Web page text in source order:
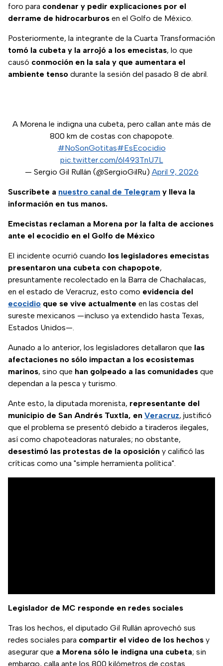
foro para condenar y pedir explicaciones por el
derrame de hidrocarburos en el Golfo de México.
Posteriormente, la integrante de la Cuarta Transformación
tomó la cubeta y la arrojó a los emecistas, lo que
causó conmoción en la sala y que aumentara el
ambiente tenso durante la sesión del pasado 8 de abril.
A Morena le indigna una cubeta, pero callan ante más de
800 km de costas con chapopote.
#NoSonGotitas#EsEcocidio
pic.twitter.com/6l493TnU7L
— Sergio Gil Rullán (@SergioGilRu) April 9, 2026
Suscríbete a nuestro canal de Telegram y lleva la
información en tus manos.
Emecistas reclaman a Morena por la falta de acciones
ante el ecocidio en el Golfo de México
El incidente ocurrió cuando los legisladores emecistas
presentaron una cubeta con chapopote,
presuntamente recolectado en la Barra de Chachalacas,
en el estado de Veracruz, esto como evidencia del
ecocidio que se vive actualmente en las costas del
sureste mexicanos —incluso ya extendido hasta Texas,
Estados Unidos—.
Aunado a lo anterior, los legisladores detallaron que las
afectaciones no sólo impactan a los ecosistemas
marinos, sino que han golpeado a las comunidades que
dependan a la pesca y turismo.
Ante esto, la diputada morenista, representante del
municipio de San Andrés Tuxtla, en Veracruz, justificó
que el problema se presentó debido a tiraderos ilegales,
así como chapoteadoras naturales; no obstante,
desestimó las protestas de la oposición y calificó las
críticas como una "simple herramienta política".
Legislador de MC responde en redes sociales
Tras los hechos, el diputado Gil Rullán aprovechó sus
redes sociales para compartir el video de los hechos y
asegurar que a Morena sólo le indigna una cubeta; sin
embargo, calla ante los 800 kilómetros de costas